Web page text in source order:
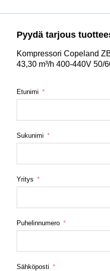
Pyydä tarjous
Kompressori Copeland
43,30 m³/h 400-440V 50/
Etunimi
Sukunimi
Yritys
Puhelinnumero
Sähköposti